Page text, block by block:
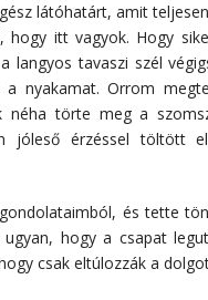
látóhatárt, amit
itt vagyok. Hogy
langyos tavaszi szél
nyakamat. Orrom
néha törte meg a
jóleső érzéssel töltött
és tette
hogy a csapat
csak eltúlozzák a